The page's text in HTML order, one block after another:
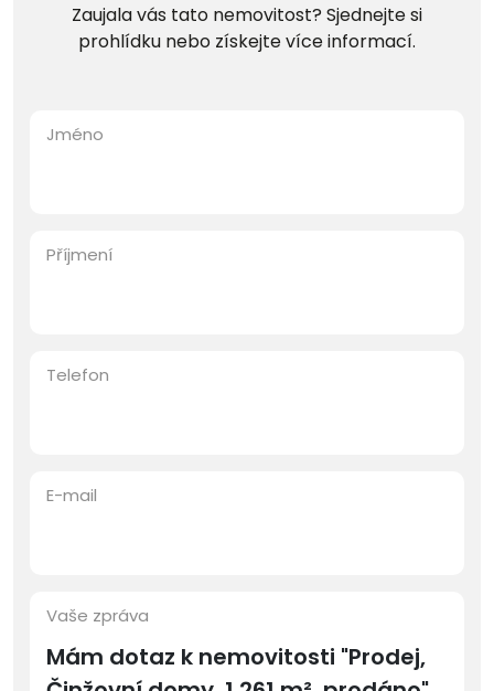
Zaujala vás tato nemovitost? Sjednejte si
prohlídku nebo získejte více informací.
Jméno
Příjmení
Telefon
E-mail
Vaše zpráva